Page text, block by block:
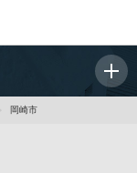
岡崎市